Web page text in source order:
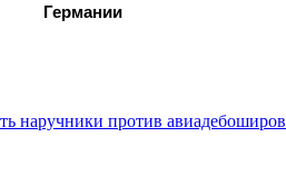
Германии
наручники против авиадебоширов